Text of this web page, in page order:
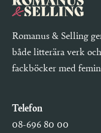
Romanus & Selling
både litterära verk
fackböcker med
Telefon
08-696 80 00